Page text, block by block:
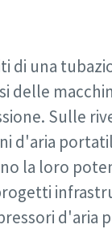
di una
delle
Sulle
d'aria
la loro
d'aria